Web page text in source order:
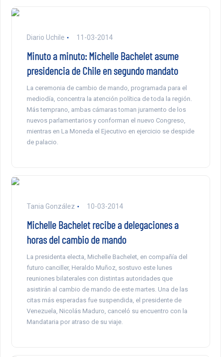
Diario Uchile 11-03-2014
Minuto a minuto: Michelle Bachelet asume
presidencia de Chile en segundo mandato
La ceremonia de cambio de mando, programada para el
mediodía, concentra la atención política de toda la región.
Más temprano, ambas cámaras toman juramento de los
nuevos parlamentarios y conforman el nuevo Congreso,
mientras en La Moneda el Ejecutivo en ejercicio se despide
de palacio.
Tania González 10-03-2014
Michelle Bachelet recibe a delegaciones a
horas del cambio de mando
La presidenta electa, Michelle Bachelet, en compañía del
futuro canciller, Heraldo Muñoz, sostuvo este lunes
reuniones bilaterales con distintas autoridades que
asistirán al cambio de mando de este martes. Una de las
citas más esperadas fue suspendida, el presidente de
Venezuela, Nicolás Maduro, canceló su encuentro con la
Mandataria por atraso de su viaje.